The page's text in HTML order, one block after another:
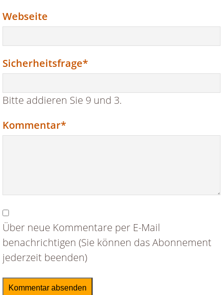
Webseite
Pflichtfeld
Sicherheitsfrage*
Bitte addieren Sie 9 und 3.
Pflichtfeld
Kommentar*
Über neue Kommentare per E-Mail
benachrichtigen (Sie können das Abonnement
jederzeit beenden)
Kommentar absenden